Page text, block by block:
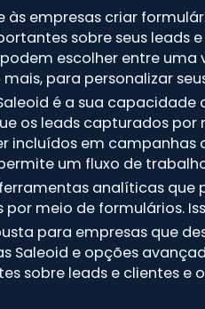
empresas criar
sobre seus leads
escolher entre
para personalizar
é a sua
os leads capturados
em campanhas
um fluxo de
analíticas
meio de formulários.
para empresas que
e opções
sobre leads e clientes e